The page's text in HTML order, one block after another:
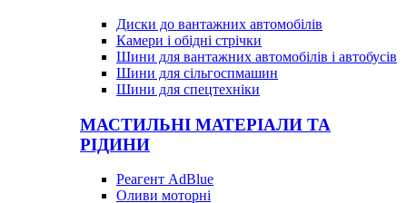
Диски до вантажних автомобілів
Камери і обідні стрічки
Шини для вантажних автомобілів і автобусів
Шини для сільгоспмашин
Шини для спецтехніки
МАСТИЛЬНІ МАТЕРІАЛИ ТА
РІДИНИ
Реагент AdBlue
Оливи моторні